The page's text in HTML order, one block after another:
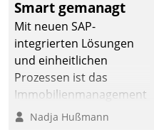
Smart gemanagt
Mit neuen SAP-
integrierten Lösungen
und einheitlichen
Prozessen ist das
Immobilienmanagement
der Bayerischen
Nadja Hußmann